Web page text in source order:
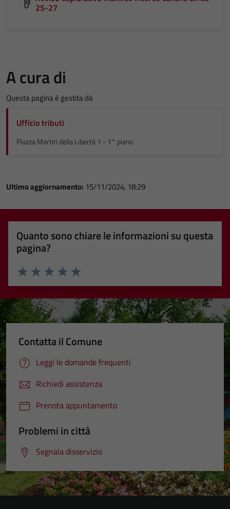
25-27
A cura di
Questa pagina è gestita da
Ufficio tributi
Piazza Martiri della Libertà 1 - 1° piano
Ultimo aggiornamento: 15/11/2024, 18:29
Quanto sono chiare le informazioni su questa
pagina?
Valuta 5 stelle su 5
Valuta 4 stelle su 5
Valuta 3 stelle su 5
Valuta 2 stelle su 5
Valuta 1 stelle su 5
Contatta il Comune
Leggi le domande frequenti
Richiedi assistenza
Prenota appuntamento
Problemi in città
Segnala disservizio